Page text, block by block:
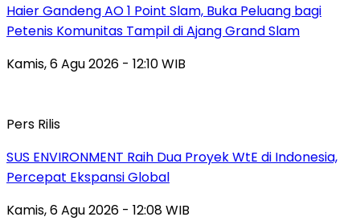
Haier Gandeng AO 1 Point Slam, Buka Peluang bagi
Petenis Komunitas Tampil di Ajang Grand Slam
Kamis, 6 Agu 2026 - 12:10 WIB
Pers Rilis
SUS ENVIRONMENT Raih Dua Proyek WtE di Indonesia,
Percepat Ekspansi Global
Kamis, 6 Agu 2026 - 12:08 WIB